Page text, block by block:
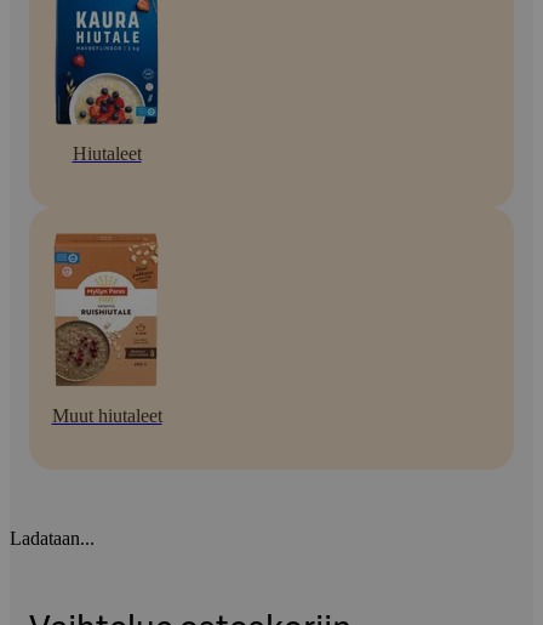
Hiutaleet
Muut hiutaleet
Ladataan...